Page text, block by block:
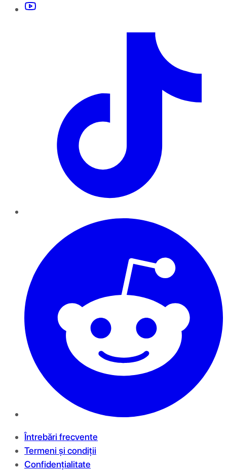
Întrebări frecvente
Termeni și condiții
Confidențialitate